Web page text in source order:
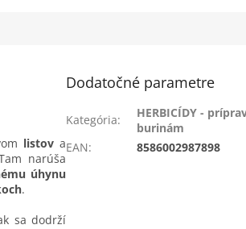
listova
narúša
úhynu
.
sa dodrží
Dodatočné parametre
Kategória:
HERBICÍDY -
burinám
EAN: 8586002987898